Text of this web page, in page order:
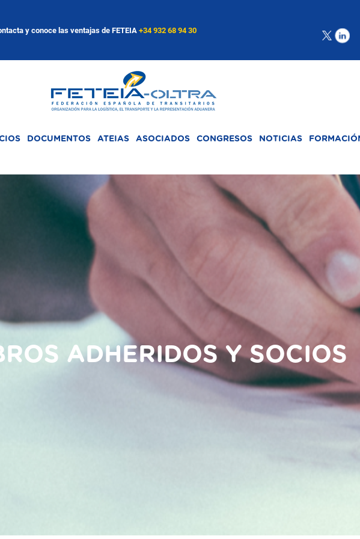
y conoce las ventajas de FETEIA +34 932 68 94 30
DOCUMENTOS ATEIAS ASOCIADOS CONGRESOS NOTICIAS
ADHERIDOS Y SOCIOS